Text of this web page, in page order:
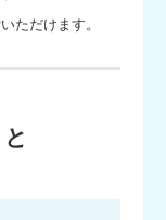
ただけます。